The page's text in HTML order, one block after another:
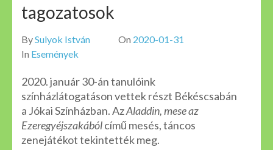
tagozatosok
BySulyok István On 2020-01-31
In Események
2020. január 30-án tanulóink
színházlátogatáson vettek részt Békéscsabán
a Jókai Színházban. AzAladdin, mese az
Ezeregyéjszakábólcímű mesés, táncos
zenejátékot tekintették meg.